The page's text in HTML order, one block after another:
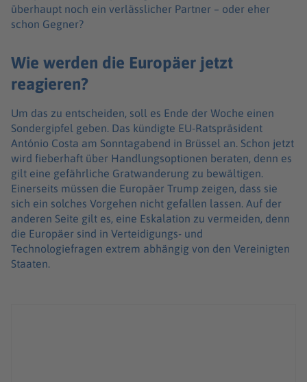
überhaupt noch ein verlässlicher Partner – oder eher
schon Gegner?
Wie werden die Europäer jetzt
reagieren?
Um das zu entscheiden, soll es Ende der Woche einen
Sondergipfel geben. Das kündigte EU-Ratspräsident
António Costa am Sonntagabend in Brüssel an. Schon jetzt
wird fieberhaft über Handlungsoptionen beraten, denn es
gilt eine gefährliche Gratwanderung zu bewältigen.
Einerseits müssen die Europäer Trump zeigen, dass sie
sich ein solches Vorgehen nicht gefallen lassen. Auf der
anderen Seite gilt es, eine Eskalation zu vermeiden, denn
die Europäer sind in Verteidigungs- und
Technologiefragen extrem abhängig von den Vereinigten
Staaten.